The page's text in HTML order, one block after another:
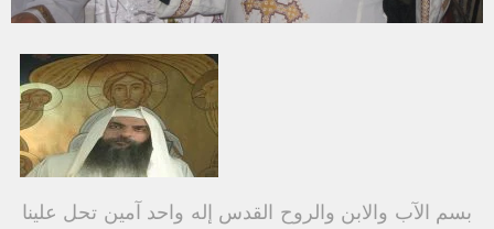
بسم الآب والابن والروح القدس إله واحد آمين تحل علينا